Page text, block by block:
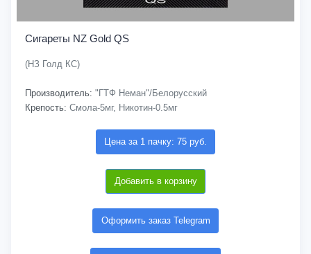
Сигареты NZ Gold QS
(НЗ Голд КС)
Производитель: "ГТФ Неман"/Белорусский
Крепость: Смола-5мг, Никотин-0.5мг
Цена за 1 пачку: 75 руб.
Добавить в корзину
Оформить заказ Telegram